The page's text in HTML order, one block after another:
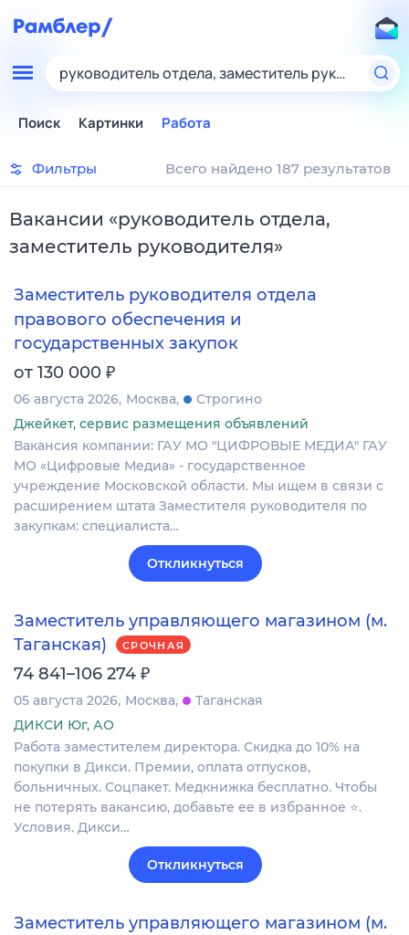
руководитель отдела, заместитель
Поиск Картинки Работа
Фильтры Всего найдено 187 результатов
Вакансии «руководитель отдела,
заместитель руководителя»
Заместитель руководителя отдела
правового обеспечения и
государственных закупок
от 130 000 ₽
06 августа 2026 Москва
Строгино
Джейкет, сервис размещения объявлений
Вакансия компании: ГАУ МО "ЦИФРОВЫЕ МЕДИА" ГАУ
МО «Цифровые Медиа» - государственное
учреждение Московской области. Мы ищем в связи с
расширением штата Заместителя руководителя по
закупкам: специалиста…
Откликнуться
Заместитель управляющего магазином (м.
Таганская)
СРОЧНАЯ
74 841–106 274 ₽
05 августа 2026 Москва
Таганская
ДИКСИ Юг, АО
Работа заместителем директора. Скидка до 10% на
покупки в Дикси. Премии, оплата отпусков,
больничных. Соцпакет. Медкнижка бесплатно. Чтобы
не потерять вакансию, добавьте ее в избранное ⭐.
Условия. Дикси…
Откликнуться
Заместитель управляющего магазином (м.